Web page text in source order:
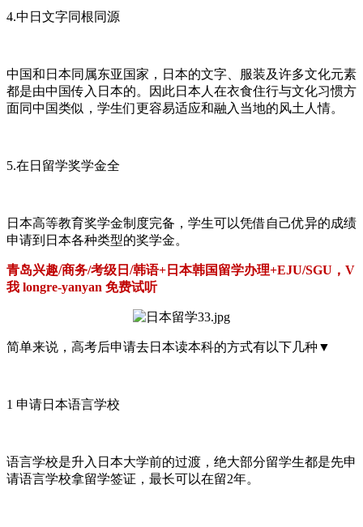
4.中日文字同根同源
中国和日本同属东亚国家，日本的文字、服装及许多文化元素
都是由中国传入日本的。因此日本人在衣食住行与文化习惯方
面同中国类似，学生们更容易适应和融入当地的风土人情。
5.在日留学奖学金全
日本高等教育奖学金制度完备，学生可以凭借自己优异的成绩
申请到日本各种类型的奖学金。
青岛兴趣/商务/考级日/韩语+日本韩国留学办理+EJU/SGU，V
我 longre-yanyan 免费试听
简单来说，高考后申请去日本读本科的方式有以下几种▼
1 申请日本语言学校
语言学校是升入日本大学前的过渡，绝大部分留学生都是先申
请语言学校拿留学签证，最长可以在留2年。